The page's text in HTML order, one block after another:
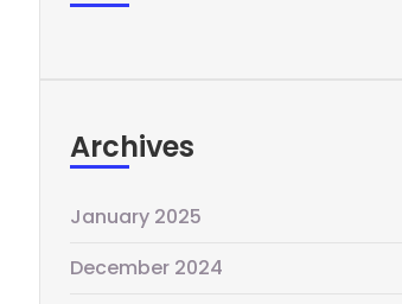
Archives
January 2025
December 2024